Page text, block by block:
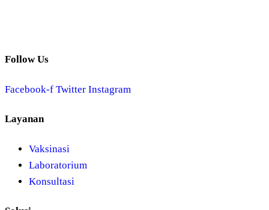
Follow Us
Facebook-f Twitter Instagram
Layanan
Vaksinasi
Laboratorium
Konsultasi